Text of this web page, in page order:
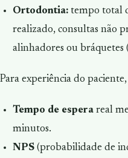
Ortodontia:tempo total
realizado, consultas não
alinhadores ou bráquetes
Para experiência do
Tempo de esperareal
minutos.
NPS(probabilidade de